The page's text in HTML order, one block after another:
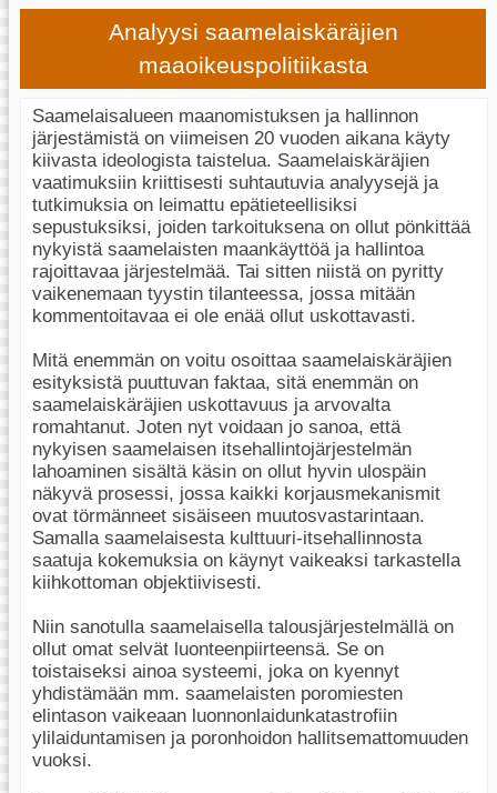
Analyysi saamelaiskäräjien
maaoikeuspolitiikasta
Saamelaisalueen maanomistuksen ja hallinnon
järjestämistä on viimeisen 20 vuoden aikana käyty
kiivasta ideologista taistelua. Saamelaiskäräjien
vaatimuksiin kriittisesti suhtautuvia analyysejä ja
tutkimuksia on leimattu epätieteellisiksi
sepustuksiksi, joiden tarkoituksena on ollut pönkittää
nykyistä saamelaisten maankäyttöä ja hallintoa
rajoittavaa järjestelmää. Tai sitten niistä on pyritty
vaikenemaan tyystin tilanteessa, jossa mitään
kommentoitavaa ei ole enää ollut uskottavasti.
Mitä enemmän on voitu osoittaa saamelaiskäräjien
esityksistä puuttuvan faktaa, sitä enemmän on
saamelaiskäräjien uskottavuus ja arvovalta
romahtanut. Joten nyt voidaan jo sanoa, että
nykyisen saamelaisen itsehallintojärjestelmän
lahoaminen sisältä käsin on ollut hyvin ulospäin
näkyvä prosessi, jossa kaikki korjausmekanismit
ovat törmänneet sisäiseen muutosvastarintaan.
Samalla saamelaisesta kulttuuri-itsehallinnosta
saatuja kokemuksia on käynyt vaikeaksi tarkastella
kiihkottoman objektiivisesti.
Niin sanotulla saamelaisella talousjärjestelmällä on
ollut omat selvät luonteenpiirteensä. Se on
toistaiseksi ainoa systeemi, joka on kyennyt
yhdistämään mm. saamelaisten poromiesten
elintason vaikeaan luonnonlaidunkatastrofiin
ylilaiduntamisen ja poronhoidon hallitsemattomuuden
vuoksi.